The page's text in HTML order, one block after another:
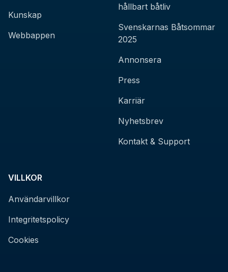
Kunskap
Webbappen
hållbart båtliv
Svenskarnas Båtsommar
2025
Annonsera
Press
Karriär
Nyhetsbrev
Kontakt & Support
VILLKOR
Användarvillkor
Integritetspolicy
Cookies